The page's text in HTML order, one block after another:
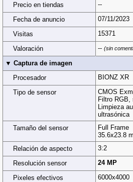
Precio en tiendas
--
Fecha de anuncio
07/11/2023
Visitas
15371
Valoración
-- (sin
▼ Captura de imagen
Procesador
BIONZ XR
Tipo de sensor
CMOS
Filtro RGB,
Limpieza
ultrasónica
Tamaño del sensor
Full Frame
35.6x23.8
Relación de aspecto
3:2
Resolución sensor
24 MP
Pixeles efectivos
6000x4000